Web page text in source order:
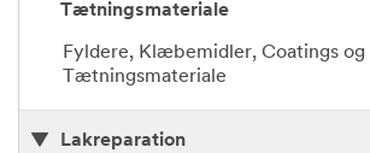
Tætningsmateriale
Fyldere, Klæbemidler, Coatings og
Tætningsmateriale
Lakreparation